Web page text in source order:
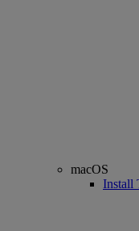
macOS
Install